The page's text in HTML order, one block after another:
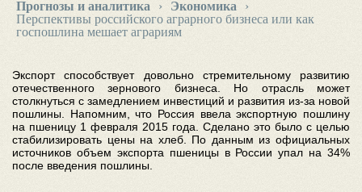
Прогнозы и аналитика › Экономика
›
Перспективы российского аграрного бизнеса или как
госпошлина мешает аграриям
Экспорт способствует довольно стремительному развитию
отечественного зернового бизнеса. Но отрасль может
столкнуться с замедлением инвестиций и развития из-за новой
пошлины. Напомним, что Россия ввела экспортную пошлину
на пшеницу 1 февраля 2015 года. Сделано это было с целью
стабилизировать цены на хлеб. По данным из официальных
источников объем экспорта пшеницы в России упал на 34%
после введения пошлины.